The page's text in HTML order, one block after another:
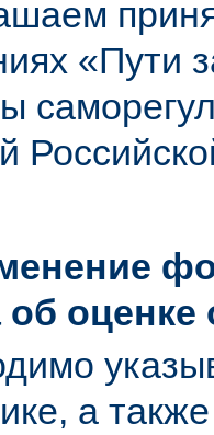
«Пути
об
а также